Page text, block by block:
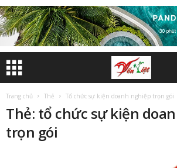
Trang chủ Thẻ Tổ chức sự kiện doanh nghiệp trọn gói
Thẻ: tổ chức sự kiện
trọn gói